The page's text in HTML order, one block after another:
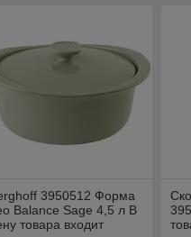
3950512 Форма
Balance Sage 4,5 л В
товара входит